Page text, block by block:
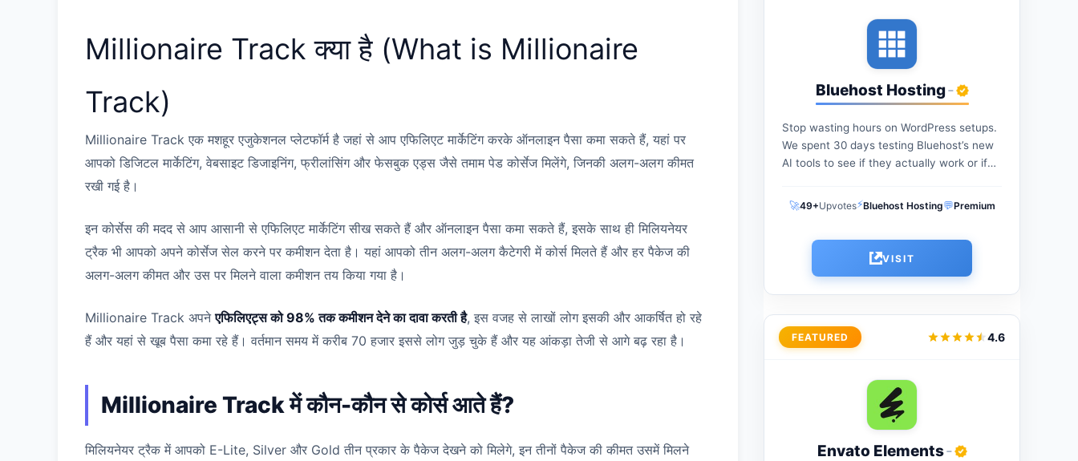
Millionaire Track क्या है (What is Millionaire
Track)
Millionaire Track एक मशहूर एजुकेशनल प्लेटफॉर्म है जहां से आप एफिलिएट मार्केटिंग करके ऑनलाइन पैसा कमा सकते हैं, यहां पर
आपको डिजिटल मार्केटिंग, वेबसाइट डिजाइनिंग, फ्रीलांसिंग और फेसबुक एड्स जैसे तमाम पेड कोर्सेज मिलेंगे, जिनकी अलग-अलग कीमत
रखी गई है।
इन कोर्सेस की मदद से आप आसानी से एफिलिएट मार्केटिंग सीख सकते हैं और ऑनलाइन पैसा कमा सकते हैं, इसके साथ ही मिलियनेयर
ट्रैक भी आपको अपने कोर्सेज सेल करने पर कमीशन देता है। यहां आपको तीन अलग-अलग कैटेगरी में कोर्स मिलते हैं और हर पैकेज की
अलग-अलग कीमत और उस पर मिलने वाला कमीशन तय किया गया है।
Millionaire Track अपनेएफिलिएट्स को 98% तक कमीशन देने का दावा करती है, इस वजह से लाखों लोग इसकी और आकर्षित हो रहे
हैं और यहां से खूब पैसा कमा रहे हैं। वर्तमान समय में करीब 70 हजार इससे लोग जुड़ चुके हैं और यह आंकड़ा तेजी से आगे बढ़ रहा है।
Millionaire Track में कौन-कौन से कोर्स आते हैं?
मिलियनेयर ट्रैक में आपको E-Lite, Silver और Gold तीन प्रकार के पैकेज देखने को मिलेगे, इन तीनों पैकेज की कीमत उसमें मिलने
Bluehost Hosting-
Stop wasting hours on WordPress setups.
We spent 30 days testing Bluehost’s new
AI tools to see if they actually work or if
🚀49+Upvotes⚡Bluehost Hosting💬Premium
VISIT
FEATURED 4.6
Envato Elements-